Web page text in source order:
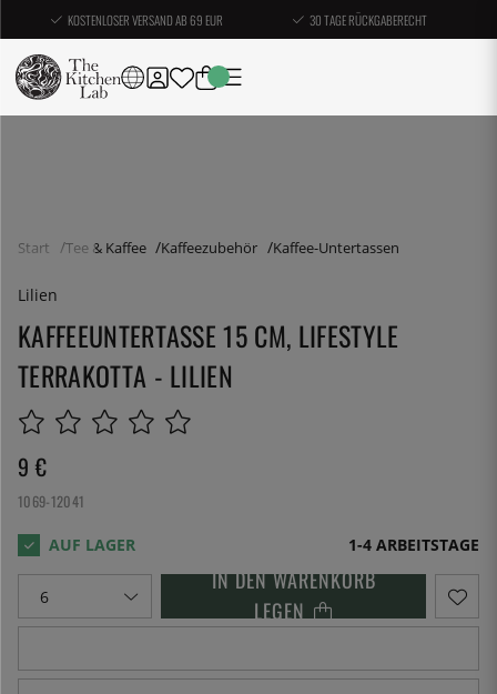
KOSTENLOSER VERSAND AB 69 EUR 30 TAGE RÜCKGABERECHT
Start Tee & Kaffee Kaffeezubehör Kaffee-Untertassen
Lilien
KAFFEEUNTERTASSE 15 CM, LIFESTYLE
TERRAKOTTA - LILIEN
9 €
1069-12041
1-4 ARBEITSTAGE
IN DEN WARENKORB
LEGEN